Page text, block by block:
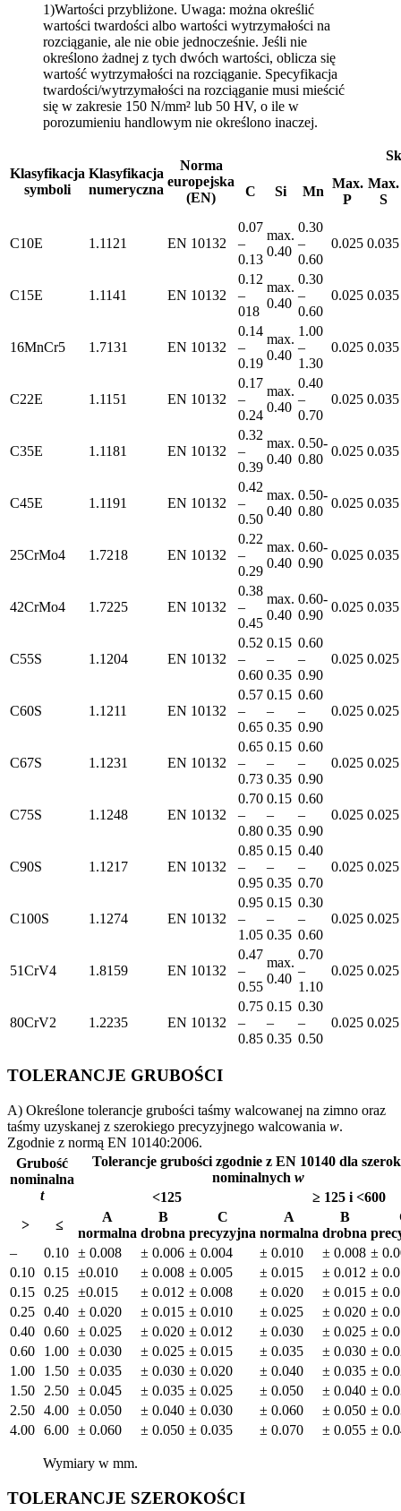
1)Wartości przybliżone. Uwaga: można określić
wartości twardości albo wartości wytrzymałości na
rozciąganie, ale nie obie jednocześnie. Jeśli nie
określono żadnej z tych dwóch wartości, oblicza się
wartość wytrzymałości na rozciąganie. Specyfikacja
twardości/wytrzymałości na rozciąganie musi mieścić
się w zakresie 150 N/mm² lub 50 HV, o ile w
porozumieniu handlowym nie określono inaczej.
Klasyfikacja
symboli
Klasyfikacja
numeryczna
Norma
europejska
(EN)
C Si Mn
Max.
P
Max.
S
C10E 1.1121 EN 10132
0.07
–
0.13
max.
0.40
0.30
–
0.60
0.025 0.035
C15E 1.1141 EN 10132
0.12
–
018
max.
0.40
0.30
–
0.60
0.025 0.035
16MnCr5 1.7131 EN 10132
0.14
–
0.19
max.
0.40
1.00
–
1.30
0.025 0.035
C22E 1.1151 EN 10132
0.17
–
0.24
max.
0.40
0.40
–
0.70
0.025 0.035
C35E 1.1181 EN 10132
0.32
–
0.39
max.
0.40
0.50-
0.80
0.025 0.035
C45E 1.1191 EN 10132
0.42
–
0.50
max.
0.40
0.50-
0.80
0.025 0.035
25CrMo4 1.7218 EN 10132
0.22
–
0.29
max.
0.40
0.60-
0.90
0.025 0.035
42CrMo4 1.7225 EN 10132
0.38
–
0.45
max.
0.40
0.60-
0.90
0.025 0.035
C55S 1.1204 EN 10132
0.52
–
0.60
0.15
–
0.35
0.60
–
0.90
0.025 0.025
C60S 1.1211 EN 10132
0.57
–
0.65
0.15
–
0.35
0.60
–
0.90
0.025 0.025
C67S 1.1231 EN 10132
0.65
–
0.73
0.15
–
0.35
0.60
–
0.90
0.025 0.025
C75S 1.1248 EN 10132
0.70
–
0.80
0.15
–
0.35
0.60
–
0.90
0.025 0.025
C90S 1.1217 EN 10132
0.85
–
0.95
0.15
–
0.35
0.40
–
0.70
0.025 0.025
C100S 1.1274 EN 10132
0.95
–
1.05
0.15
–
0.35
0.30
–
0.60
0.025 0.025
51CrV4 1.8159 EN 10132
0.47
–
0.55
max.
0.40
0.70
–
1.10
0.025 0.025
80CrV2 1.2235 EN 10132
0.75
–
0.85
0.15
–
0.35
0.30
–
0.50
0.025 0.025
TOLERANCJE GRUBOŚCI
A) Określone tolerancje grubości taśmy walcowanej na zimno oraz
taśmy uzyskanej z szerokiego precyzyjnego walcowania w.
Zgodnie z normą EN 10140:2006.
Grubość
nominalna
t
Tolerancje grubości zgodnie z EN 10140 dla
nominalnych w
<125
≥ 125 i <600
>
≤
A
normalna
B
drobna
C
precyzyjna
A
normalna
B
drobna
–
0.10 ± 0.008 ± 0.006 ± 0.004 ± 0.010 ± 0.008 ±
0.10 0.15 ±0.010 ± 0.008 ± 0.005 ± 0.015 ± 0.012 ±
0.15 0.25 ±0.015 ± 0.012 ± 0.008 ± 0.020 ± 0.015 ±
0.25 0.40 ± 0.020 ± 0.015 ± 0.010 ± 0.025 ± 0.020 ±
0.40 0.60 ± 0.025 ± 0.020 ± 0.012 ± 0.030 ± 0.025 ±
0.60
1.00 ± 0.030 ± 0.025 ± 0.015 ± 0.035 ± 0.030 ±
1.00
1.50 ± 0.035 ± 0.030 ± 0.020 ± 0.040 ± 0.035 ±
1.50
2.50 ± 0.045 ± 0.035 ± 0.025 ± 0.050 ± 0.040 ±
2.50 4.00 ± 0.050 ± 0.040 ± 0.030 ± 0.060 ± 0.050 ±
4.00 6.00 ± 0.060 ± 0.050 ± 0.035 ± 0.070 ± 0.055 ±
Wymiary w mm.
TOLERANCJE SZEROKOŚCI